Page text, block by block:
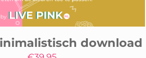
download